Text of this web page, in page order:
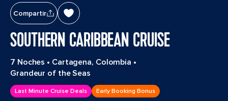
Compartir
SOUTHERN CARIBBEAN CRUISE
7 Noches • Cartagena, Colombia •
Grandeur of the Seas
Last Minute Cruise Deals Early Booking Bonus